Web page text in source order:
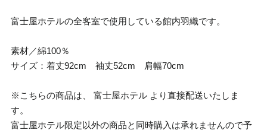
富士屋ホテルの全客室で使用している館内羽織です。
素材／綿100％
サイズ：着丈92cm 袖丈52cm 肩幅70cm
※こちらの商品は、 富士屋ホテル より直接配送いたしま
す。
富士屋ホテル限定以外の商品と同時購入は承れませんので予